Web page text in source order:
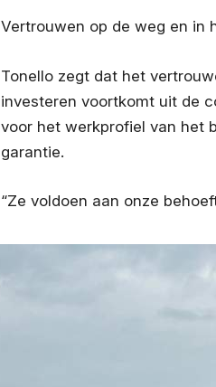
Vertrouwen op de weg en in
Tonello zegt dat het
investeren voortkomt uit de
voor het werkprofiel van het
garantie.
“Ze voldoen aan onze